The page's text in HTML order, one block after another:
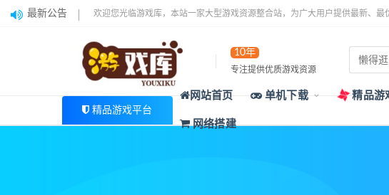
最新公告 欢迎您光临游戏库，本站一家大型游戏资源整合站，为广大用户提供最新、最
10年
专注提供优质游戏资源
精品游戏平台
网站首页 单机下载 精品游
网络搭建